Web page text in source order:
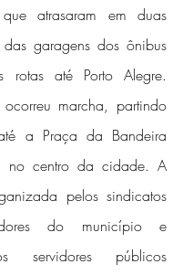
atrasaram em duas
garagens dos ônibus
rotas até Porto Alegre.
ocorreu marcha, partindo
a Praça da Bandeira
no centro da cidade. A
pelos sindicatos
do município e
servidores públicos